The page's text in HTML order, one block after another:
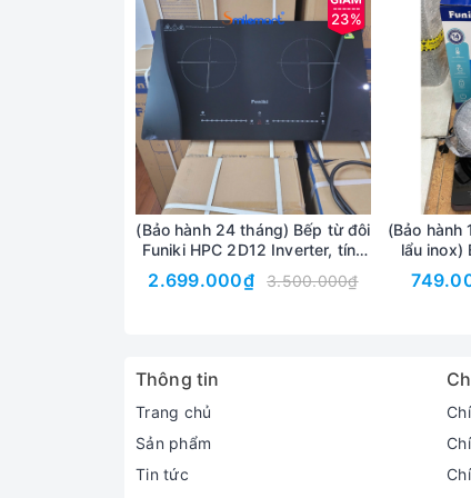
Chế độ nấu đa dạng
Bếp có 8 chế độ nấu thông minh đặt trước
23%
(Bảo hành 24 tháng) Bếp từ đôi
Funiki HPC 2D12 Inverter, tính
năng Booster, mặt kính
Ceramic
2.699.000₫ 3.500.000₫
(Bảo hành
lẩu inox)
HPC
khiển cảm
Thông tin
Trang chủ
Sản phẩm
Tin tức